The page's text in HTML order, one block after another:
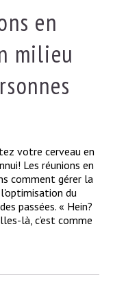
en
milieu
votre cerveau en
Les réunions en
comment gérer la
du
passées. « Hein?
là, c’est comme